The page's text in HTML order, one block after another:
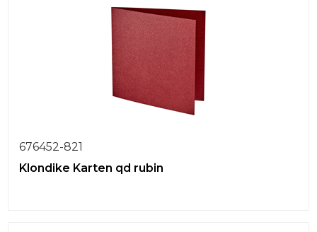
676452-821
Klondike Karten qd rubin